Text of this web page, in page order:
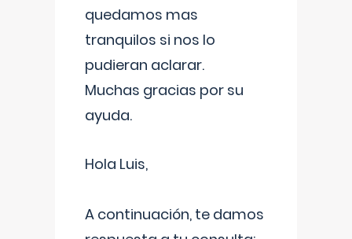
quedamos mas
tranquilos si nos lo
pudieran aclarar.
Muchas gracias por su
ayuda.
Hola Luis,
A continuación, te damos